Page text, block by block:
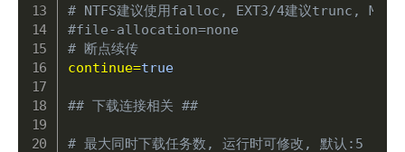
# NTFS建议使用falloc, EXT3/4建议trunc, MAC
#file-allocation=none
# 断点续传
continue=true
## 下载连接相关 ##
# 最大同时下载任务数, 运行时可修改, 默认:5